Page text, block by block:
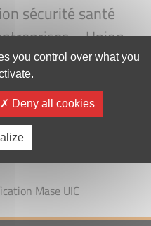
sécurité santé
– Union
MASE est un
dont l’objectif
et continue
Santé
entreprises.
Mase UIC
you control over what you
Deny all cookies